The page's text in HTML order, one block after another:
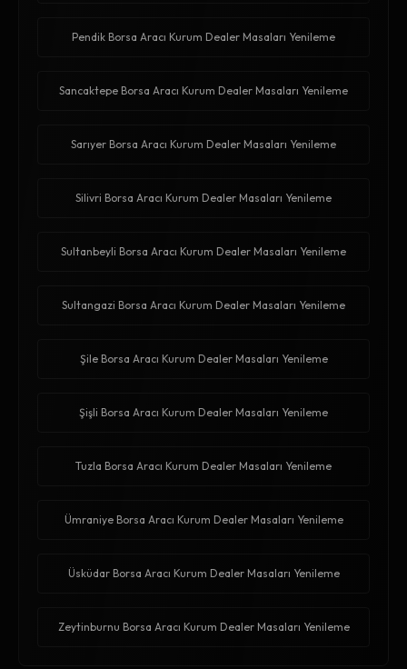
Pendik Borsa Aracı Kurum Dealer Masaları Yenileme
Sancaktepe Borsa Aracı Kurum Dealer Masaları Yenileme
Sarıyer Borsa Aracı Kurum Dealer Masaları Yenileme
Silivri Borsa Aracı Kurum Dealer Masaları Yenileme
Sultanbeyli Borsa Aracı Kurum Dealer Masaları Yenileme
Sultangazi Borsa Aracı Kurum Dealer Masaları Yenileme
Şile Borsa Aracı Kurum Dealer Masaları Yenileme
Şişli Borsa Aracı Kurum Dealer Masaları Yenileme
Tuzla Borsa Aracı Kurum Dealer Masaları Yenileme
Ümraniye Borsa Aracı Kurum Dealer Masaları Yenileme
Üsküdar Borsa Aracı Kurum Dealer Masaları Yenileme
Zeytinburnu Borsa Aracı Kurum Dealer Masaları Yenileme